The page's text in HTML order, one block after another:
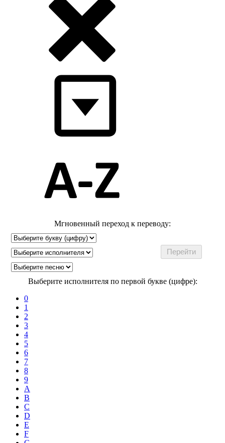
Мгновенный переход к переводу:
Выберите исполнителя по первой букве (цифре):
0
1
2
3
4
5
6
7
8
9
A
B
C
D
E
F